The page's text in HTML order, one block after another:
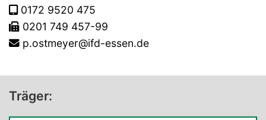
0172 9520 475
0201 749 457-99
p.ostmeyer@ifd-essen.de
Träger: